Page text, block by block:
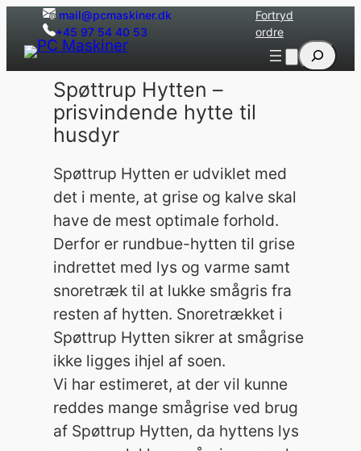
Spring
indhold
mail@pcmaskiner.dk
+45 97 54 40 53
Fortryd
ordre
Søg
Spøttrup Hytten –
prisvindende hytte til
husdyr
Spøttrup Hytten er udviklet med
det i mente, at grise og kalve skal
have de mest optimale forhold.
Derfor er rundbue-hytten til grise
indrettet med lys og varme samt
snoretræk til at lukke smågris fra
resten af hytten. Snoretrækket i
Spøttrup Hytten sikrer at smågrise
ikke ligges ihjel af soen.
Vi har estimeret, at der vil kunne
reddes mange smågrise ved brug
af Spøttrup Hytten, da hyttens lys